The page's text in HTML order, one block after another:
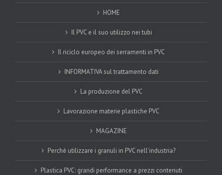
HOME
Il PVC e il suo utilizzo nei tubi
Il riciclo europeo dei serramenti in PVC
INFORMATIVA sul trattamento dati
La produzione del PVC
Lavorazione materie plastiche PVC
MAGAZINE
Perchè utilizzare i granuli in PVC nell’industria?
Plastica PVC: grandi performance a prezzi contenuti